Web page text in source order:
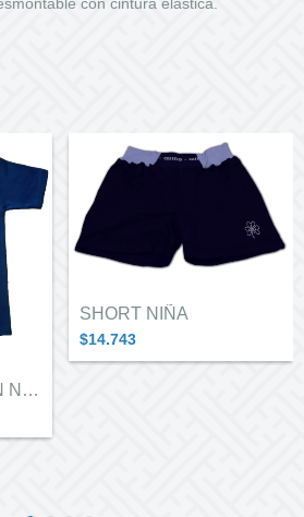
CHOMBA ALGODON NIÑAS AZUL
SHORT NIÑA
$14.743